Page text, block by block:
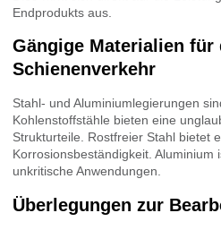
Endprodukts aus.
Gängige Materialien für
Schienenverkehr
Stahl- und Aluminiumlegierungen
Kohlenstoffstähle bieten eine
Strukturteile. Rostfreier Stahl bietet
Korrosionsbeständigkeit. Aluminium
unkritische Anwendungen.
Überlegungen zur